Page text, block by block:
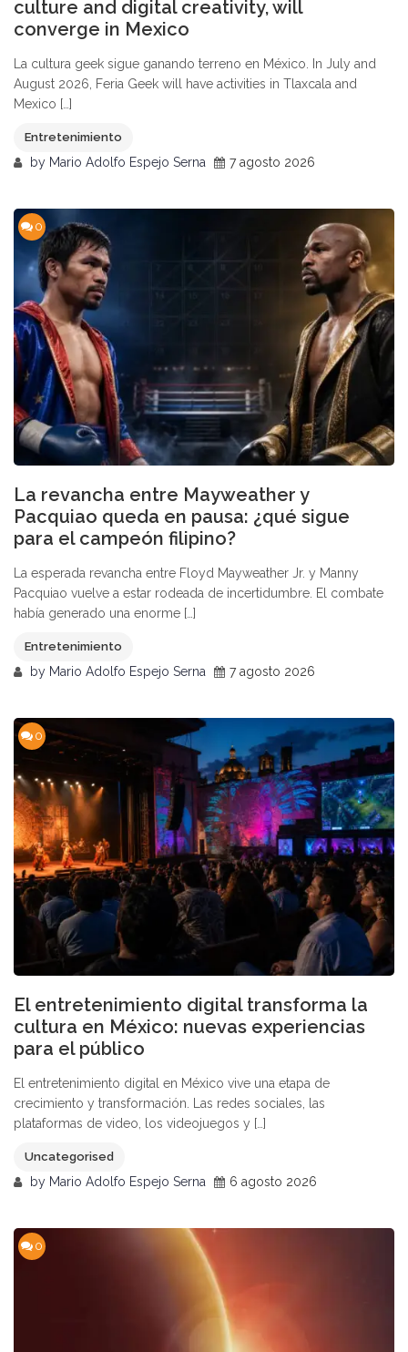
culture and digital creativity, will
converge in Mexico
La cultura geek sigue ganando terreno en México. In July and
August 2026, Feria Geek will have activities in Tlaxcala and
Mexico […]
Entretenimiento
by Mario Adolfo Espejo Serna 7 agosto 2026
0
La revancha entre Mayweather y
Pacquiao queda en pausa: ¿qué sigue
para el campeón filipino?
La esperada revancha entre Floyd Mayweather Jr. y Manny
Pacquiao vuelve a estar rodeada de incertidumbre. El combate
había generado una enorme […]
Entretenimiento
by Mario Adolfo Espejo Serna 7 agosto 2026
0
El entretenimiento digital transforma la
cultura en México: nuevas experiencias
para el público
El entretenimiento digital en México vive una etapa de
crecimiento y transformación. Las redes sociales, las
plataformas de video, los videojuegos y […]
Uncategorised
by Mario Adolfo Espejo Serna 6 agosto 2026
0